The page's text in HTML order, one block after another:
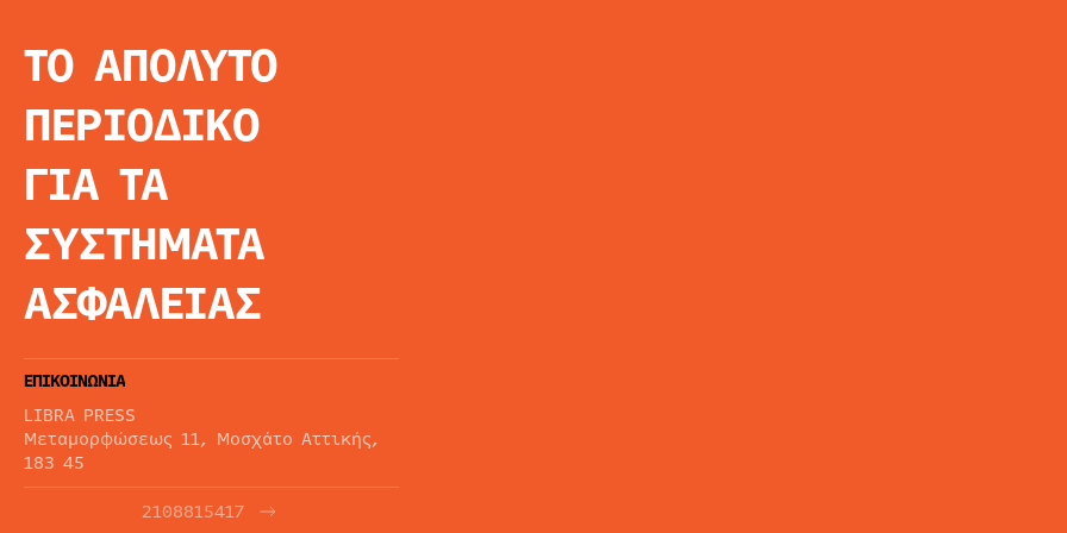
ΤΟ ΑΠΟΛΥΤΟ
ΠΕΡΙΟΔΙΚΟ
ΓΙΑ ΤΑ
ΣΥΣΤΗΜΑΤΑ
ΑΣΦΑΛΕΙΑΣ
ΕΠΙΚΟΙΝΩΝΙΑ
LIBRA PRESS
Μεταμορφώσεως 11, Μοσχάτο Αττικής,
183 45
2108815417